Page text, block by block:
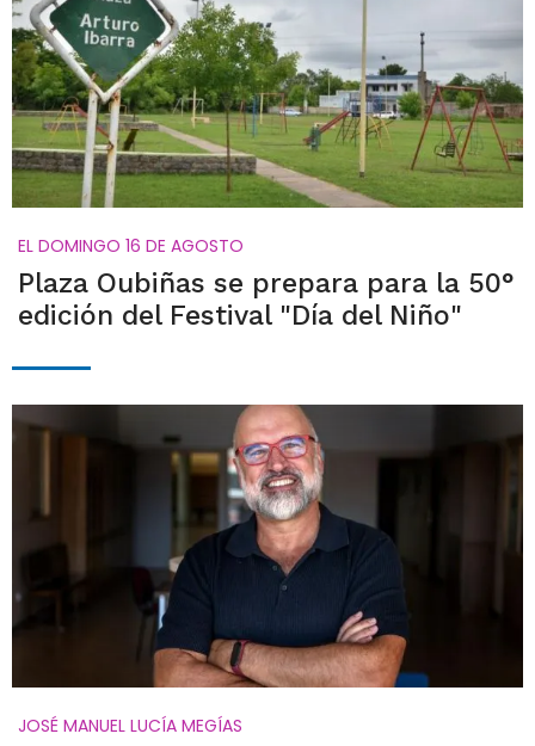
EL DOMINGO 16 DE AGOSTO
Plaza Oubiñas se prepara para la 50°
edición del Festival "Día del Niño"
JOSÉ MANUEL LUCÍA MEGÍAS